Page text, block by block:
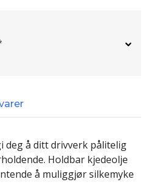
deg å ditt drivverk pålitelig
Holdbar kjedeolje
å muliggjør silkemyke